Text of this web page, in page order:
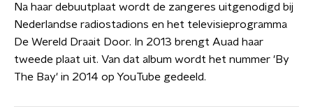
Na haar debuutplaat wordt de zangeres uitgenodigd bij
Nederlandse radiostadions en het televisieprogramma
De Wereld Draait Door. In 2013 brengt Auad haar
tweede plaat uit. Van dat album wordt het nummer 'By
The Bay' in 2014 op YouTube gedeeld.